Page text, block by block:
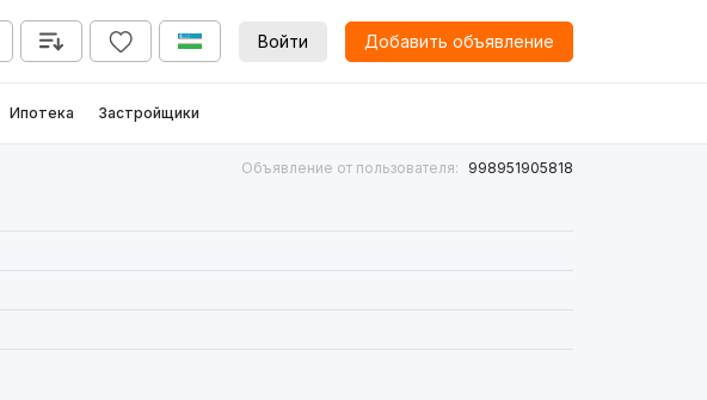
Войти Добавить объявление
Ипотека Застройщики
Объявление от пользователя: 998951905818